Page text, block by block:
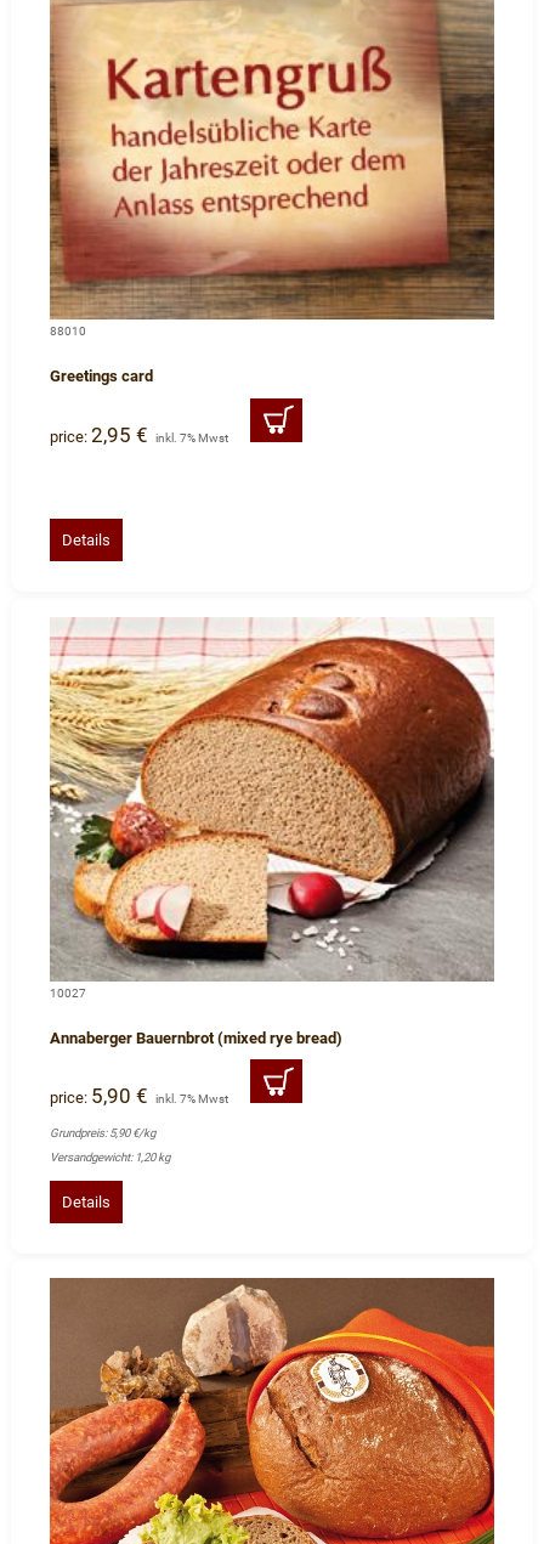
88010
Greetings card
price: 2,95 € inkl. 7% Mwst
Details
10027
Annaberger Bauernbrot (mixed rye bread)
price: 5,90 € inkl. 7% Mwst
Grundpreis: 5,90 €/kg
Versandgewicht: 1,20 kg
Details